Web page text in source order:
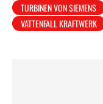
TURBINEN VON SIEMENS
VATTENFALL KRAFTWERK